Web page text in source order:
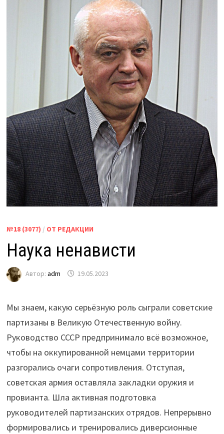
№18 (3077) / ОТ РЕДАКЦИИ
Наука ненависти
Автор: adm 19.05.2023
Мы знаем, какую серьёзную роль сыграли советские
партизаны в Великую Отечественную войну.
Руководство СССР предпринимало всё возможное,
чтобы на оккупированной немцами территории
разгорались очаги сопротивления. Отступая,
советская армия оставляла закладки оружия и
провианта. Шла активная подготовка
руководителей партизанских отрядов. Непрерывно
формировались и тренировались диверсионные